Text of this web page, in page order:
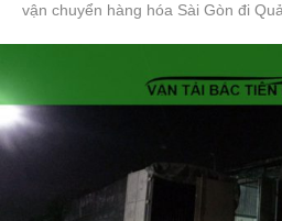
vận chuyển hàng hóa Sài Gòn đi